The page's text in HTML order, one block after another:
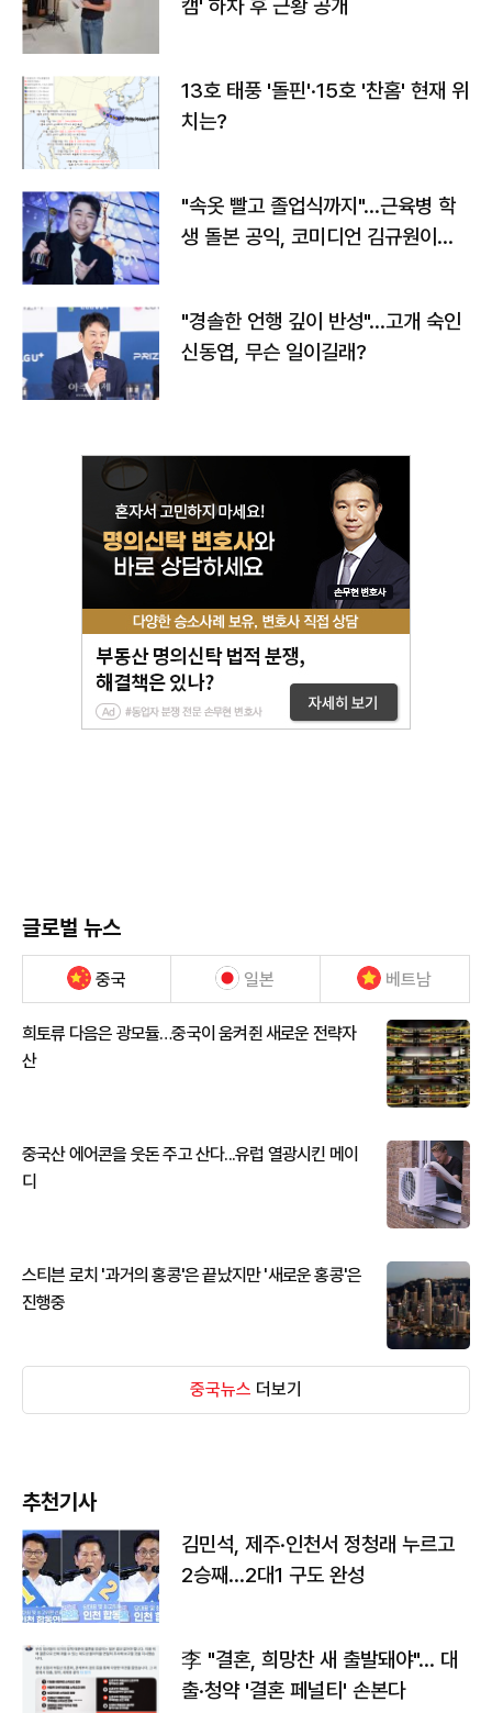
캠' 하차 후 근황 공개
13호 태풍 '돌핀'·15호 '찬홈' 현재 위
치는?
"속옷 빨고 졸업식까지"…근육병 학
생 돌본 공익, 코미디언 김규원이었
"경솔한 언행 깊이 반성"…고개 숙인
신동엽, 무슨 일이길래?
글로벌 뉴스
중국 일본 베트남
희토류 다음은 광모듈…중국이 움켜쥔 새로운 전략자
산
중국산 에어콘을 웃돈 주고 산다...유럽 열광시킨 메이
디
스티븐 로치 '과거의 홍콩'은 끝났지만 '새로운 홍콩'은
진행중
중국뉴스 더보기
추천기사
김민석, 제주·인천서 정청래 누르고
2승째…2대1 구도 완성
李 "결혼, 희망찬 새 출발돼야"… 대
출·청약 '결혼 페널티' 손본다